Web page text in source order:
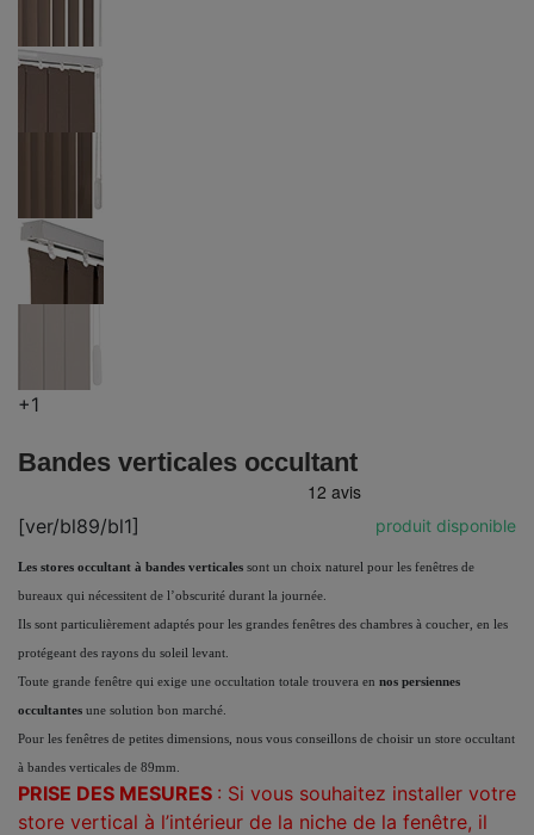
+1
Bandes verticales occultant
[ver/bl89/bl1] produit disponible
Les stores occultant à bandes verticales sont un choix naturel pour les fenêtres de
bureaux qui nécessitent de l’obscurité durant la journée.
Ils sont particulièrement adaptés pour les grandes fenêtres des chambres à coucher, en les
protégeant des rayons du soleil levant.
Toute grande fenêtre qui exige une occultation totale trouvera en nos persiennes
occultantes une solution bon marché.
Pour les fenêtres de petites dimensions, nous vous conseillons de choisir un store occultant
à bandes verticales de 89mm.
PRISE DES MESURES : Si vous souhaitez installer votre
store vertical à l’intérieur de la niche de la fenêtre, il